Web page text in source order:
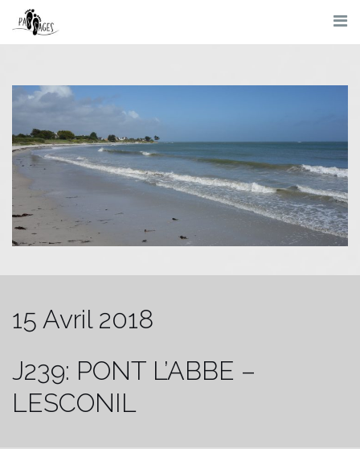
content
15 Avril 2018
J239: PONT L’ABBE –
LESCONIL